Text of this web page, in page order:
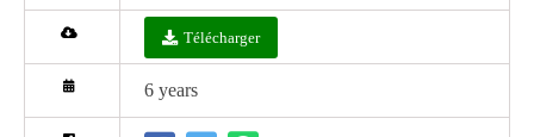
Télécharger
6 years